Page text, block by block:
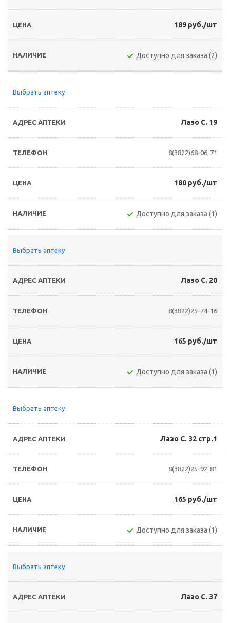
189 руб./шт
Доступно для заказа (2)
Выбрать аптеку
Лазо С. 19
8(3822)68-06-71
180 руб./шт
Доступно для заказа (1)
Выбрать аптеку
Лазо С. 20
8(3822)25-74-16
165 руб./шт
Доступно для заказа (1)
Выбрать аптеку
Лазо С. 32 стр.1
8(3822)25-92-81
165 руб./шт
Доступно для заказа (1)
Выбрать аптеку
Лазо С. 37